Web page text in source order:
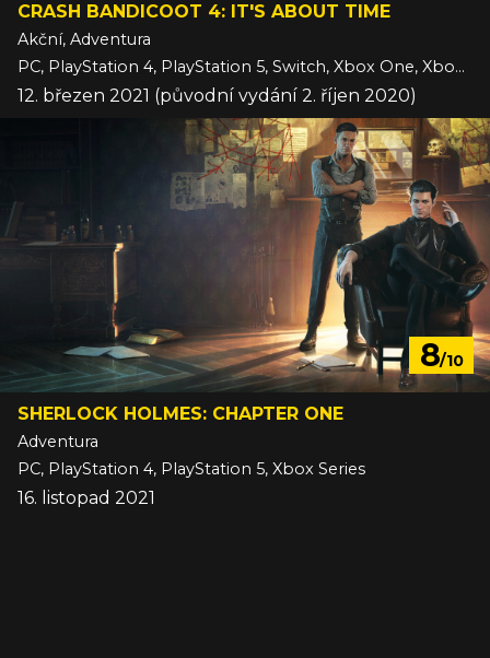
CRASH BANDICOOT 4: IT'S ABOUT TIME
Akční, Adventura
PC, PlayStation 4, PlayStation 5, Switch, Xbox One, Xbox Series
12. březen 2021 (původní vydání 2. říjen 2020)
8/10
SHERLOCK HOLMES: CHAPTER ONE
Adventura
PC, PlayStation 4, PlayStation 5, Xbox Series
16. listopad 2021